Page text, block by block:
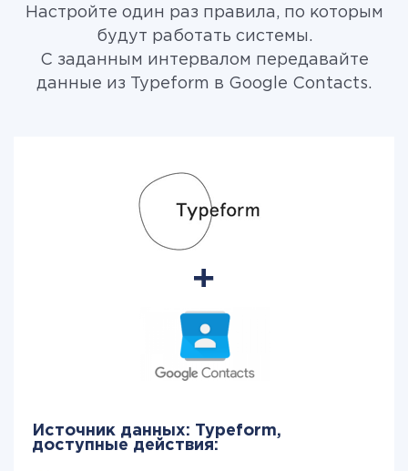
Настройте один раз правила, по которым
будут работать системы.
С заданным интервалом передавайте
данные из Typeform в Google Contacts.
Источник данных: Typeform,
доступные действия: